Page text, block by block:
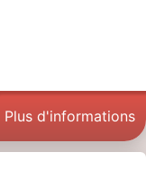
Plus d'informations